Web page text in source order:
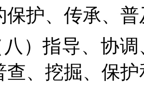
保护、传承、
八）指导、协
查、挖掘、保